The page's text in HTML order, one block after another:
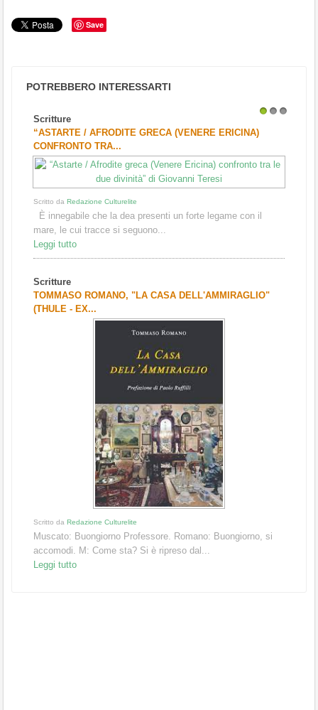
Save
POTREBBERO INTERESSARTI
Scritture
“ASTARTE / AFRODITE GRECA (VENERE ERICINA)
CONFRONTO TRA...
Scritto da Redazione Culturelite
È innegabile che la dea presenti un forte legame con il
mare, le cui tracce si seguono...
Leggi tutto
Scritture
TOMMASO ROMANO, "LA CASA DELL'AMMIRAGLIO"
(THULE - EX...
Scritto da Redazione Culturelite
Muscato: Buongiorno Professore. Romano: Buongiorno, si
accomodi. M: Come sta? Si è ripreso dal...
Leggi tutto